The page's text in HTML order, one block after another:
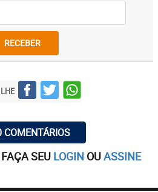
RECEBER
COMENTÁRIOS
SEU LOGIN OUASSINE